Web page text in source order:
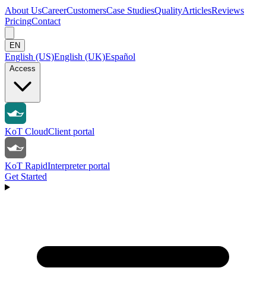
About UsCareerCustomersCase StudiesQualityArticlesReviews
PricingContact
EN
English (US)English (UK)Español
Access
KoT CloudClient portal
KoT RapidInterpreter portal
Get Started